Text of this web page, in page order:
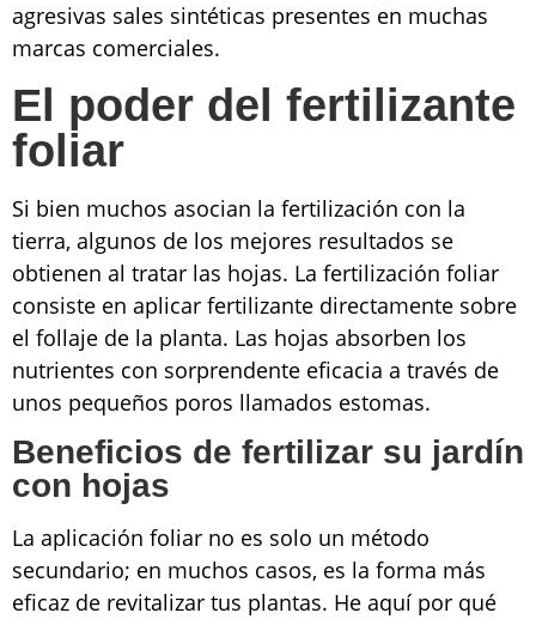
agresivas sales sintéticas presentes en muchas
marcas comerciales.
El poder del fertilizante
foliar
Si bien muchos asocian la fertilización con la
tierra, algunos de los mejores resultados se
obtienen al tratar las hojas. La fertilización foliar
consiste en aplicar fertilizante directamente sobre
el follaje de la planta. Las hojas absorben los
nutrientes con sorprendente eficacia a través de
unos pequeños poros llamados estomas.
Beneficios de fertilizar su jardín
con hojas
La aplicación foliar no es solo un método
secundario; en muchos casos, es la forma más
eficaz de revitalizar tus plantas. He aquí por qué